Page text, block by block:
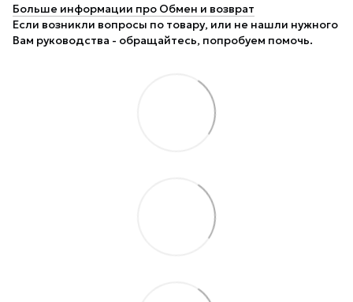
Больше информации про Обмен и возврат
Если возникли вопросы по товару, или не нашли нужного
Вам руководства - обращайтесь, попробуем помочь.